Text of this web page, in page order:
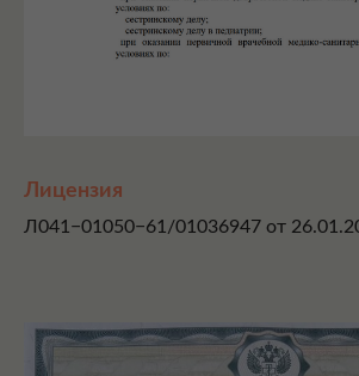
Лицензия
Л041−01050−61/01036947 от